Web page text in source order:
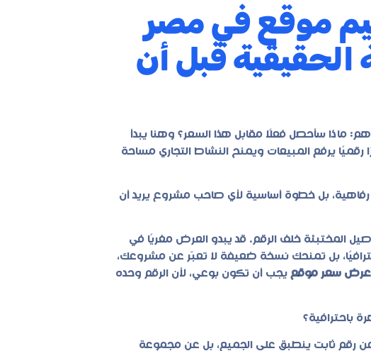
موقع في مصر
الحقيقية قبل أن
ماذا سأحصل فعلًا مقابل هذا السعر؟ وهنا يبدأ
رقميًا يرفع المبيعات ويمنح النشاط التجاري مساحة
رفاهية، بل خطوة أساسية لأي صاحب مشروع يريد أن
المختبئة خلف الرقم. قد يبدو العرض مغريًا في
بل تمنحك نسخة ضعيفة لا تعبّر عن مشروعك،
عرض سعر موقع يجب أن تكون بوعي، لأن الرقم وحده
باحترافية؟
رقم ثابت ينطبق على الجميع، بل عن مجموعة